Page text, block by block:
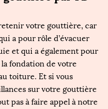
votre gouttière, car
a pour rôle d’évacuer
et qui a également pour
fondation de votre
toiture. Et si vous
sur votre gouttière
pas à faire appel à notre